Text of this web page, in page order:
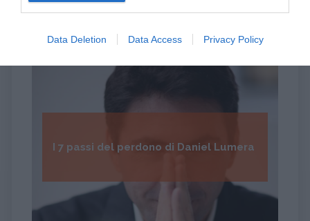
Data Deletion Data Access Privacy Policy
I 7 passi del perdono di Daniel Lumera